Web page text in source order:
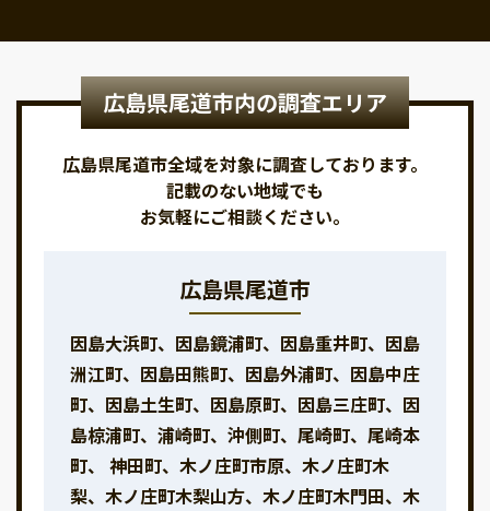
広島県尾道市内の調査エリア
広島県尾道市全域を対象に調査しております。
記載のない地域でも
お気軽にご相談ください。
広島県尾道市
因島大浜町、因島鏡浦町、因島重井町、因島
洲江町、因島田熊町、因島外浦町、因島中庄
町、因島土生町、因島原町、因島三庄町、因
島椋浦町、浦崎町、沖側町、尾崎町、尾崎本
町、 神田町、木ノ庄町市原、木ノ庄町木
梨、木ノ庄町木梨山方、木ノ庄町木門田、木